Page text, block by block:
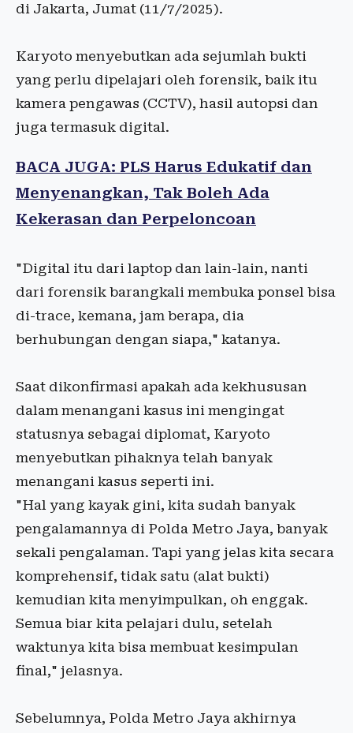
di Jakarta, Jumat (11/7/2025).
Karyoto menyebutkan ada sejumlah bukti
yang perlu dipelajari oleh forensik, baik itu
kamera pengawas (CCTV), hasil autopsi dan
juga termasuk digital.
BACA JUGA: PLS Harus Edukatif dan
Menyenangkan, Tak Boleh Ada
Kekerasan dan Perpeloncoan
"Digital itu dari laptop dan lain-lain, nanti
dari forensik barangkali membuka ponsel bisa
di-trace, kemana, jam berapa, dia
berhubungan dengan siapa," katanya.
Saat dikonfirmasi apakah ada kekhususan
dalam menangani kasus ini mengingat
statusnya sebagai diplomat, Karyoto
menyebutkan pihaknya telah banyak
menangani kasus seperti ini.
"Hal yang kayak gini, kita sudah banyak
pengalamannya di Polda Metro Jaya, banyak
sekali pengalaman. Tapi yang jelas kita secara
komprehensif, tidak satu (alat bukti)
kemudian kita menyimpulkan, oh enggak.
Semua biar kita pelajari dulu, setelah
waktunya kita bisa membuat kesimpulan
final," jelasnya.
Sebelumnya, Polda Metro Jaya akhirnya